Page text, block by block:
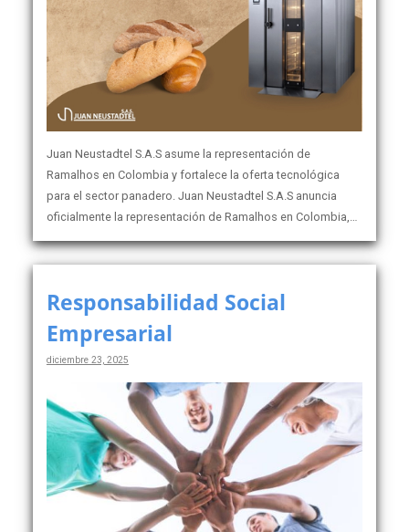
Juan Neustadtel S.A.S asume la representación de
Ramalhos en Colombia y fortalece la oferta tecnológica
para el sector panadero. Juan Neustadtel S.A.S anuncia
oficialmente la representación de Ramalhos en Colombia,…
Responsabilidad Social
Empresarial
diciembre 23, 2025